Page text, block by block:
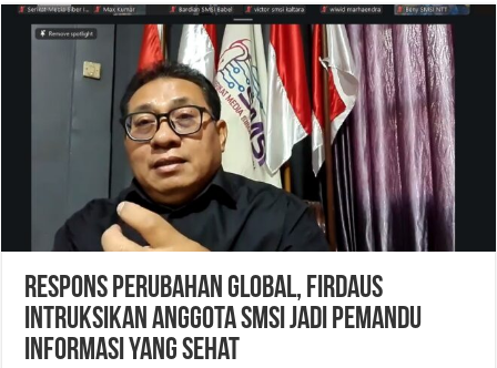
Respons Perubahan Global, Firdaus
Intruksikan Anggota SMSI Jadi Pemandu
Informasi yang Sehat